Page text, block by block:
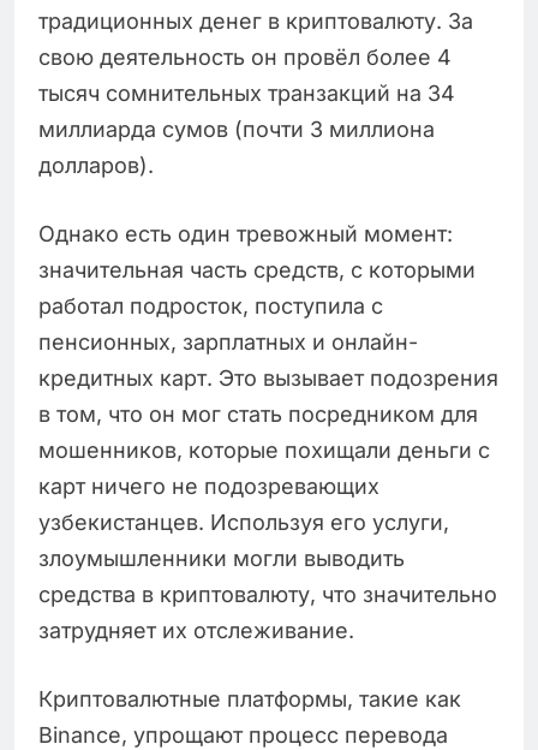
традиционных денег в криптовалюту. За
свою деятельность он провёл более 4
тысяч сомнительных транзакций на 34
миллиарда сумов (почти 3 миллиона
долларов).
Однако есть один тревожный момент:
значительная часть средств, с которыми
работал подросток, поступила с
пенсионных, зарплатных и онлайн-
кредитных карт. Это вызывает подозрения
в том, что он мог стать посредником для
мошенников, которые похищали деньги с
карт ничего не подозревающих
узбекистанцев. Используя его услуги,
злоумышленники могли выводить
средства в криптовалюту, что значительно
затрудняет их отслеживание.
Криптовалютные платформы, такие как
Binance, упрощают процесс перевода